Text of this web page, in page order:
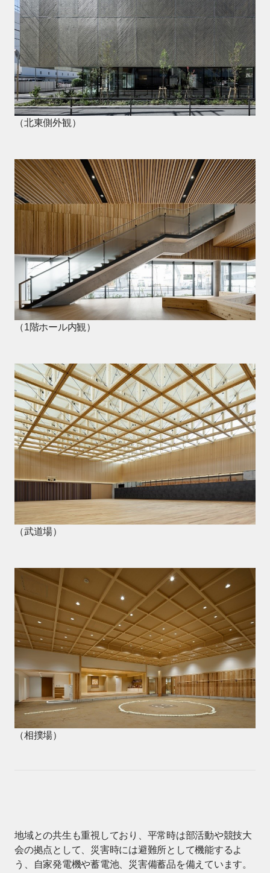
（北東側外観）
（1階ホール内観）
（武道場）
（相撲場）
地域との共生も重視しており、平常時は部活動や競技大
会の拠点として、災害時には避難所として機能するよ
う、自家発電機や蓄電池、災害備蓄品を備えています。